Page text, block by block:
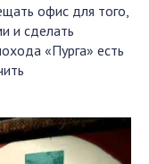
офис для того,
и сделать
«Пурга» есть